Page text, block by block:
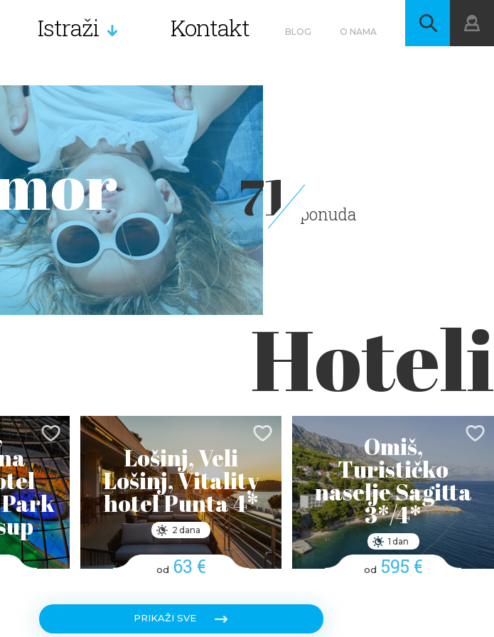
Istraži Kontakt BLOG O NAMA
71 ponuda
Hoteli
Lošinj, Veli
Lošinj, Vitality
hotel Punta 4*
2 dana
od 63 €
Omiš,
Turističko
naselje Sagitta
3*/4*
1 dan
od 595 €
PRIKAŽI SVE